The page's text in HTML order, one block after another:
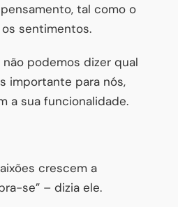
tal como o
sentimentos.
podemos dizer qual
importante para nós,
a sua funcionalidade.
crescem a
se” – dizia ele.